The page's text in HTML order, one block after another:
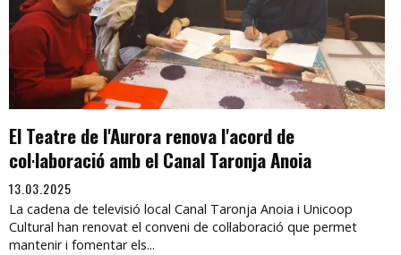
El Teatre de l'Aurora renova l'acord de
col·laboració amb el Canal Taronja Anoia
13.03.2025
La cadena de televisió local Canal Taronja Anoia i Unicoop
Cultural han renovat el conveni de col·laboració que permet
mantenir i fomentar els...